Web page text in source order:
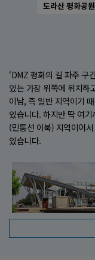
도라산 평화공원
‘DMZ 평화의 길 파주 구
있는 가장 위쪽에 위치하
이남, 즉 일반 지역이기
있습니다. 하지만 딱 여
(민통선 이북) 지역이어
있습니다.